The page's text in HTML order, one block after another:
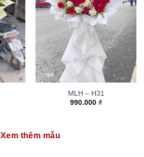
MLH – H31
990.000 ₫
Xem thêm mẫu